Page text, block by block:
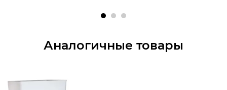
Аналогичные товары